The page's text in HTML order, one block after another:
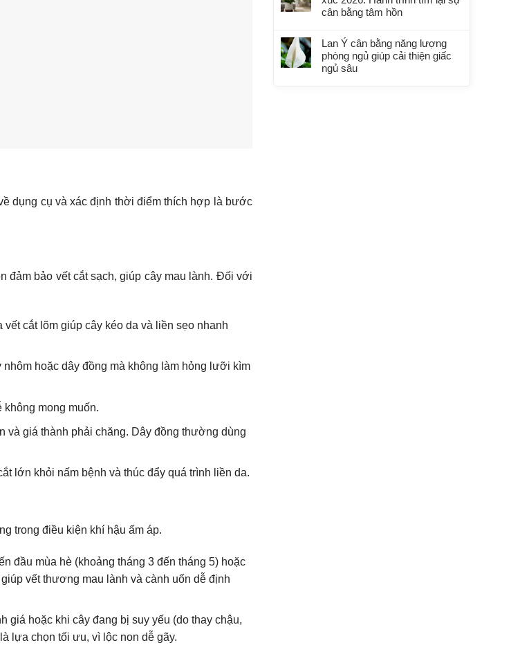
dụng cụ và xác định thời điểm thích hợp là bước
đảm bảo vết cắt sạch, giúp cây mau lành. Đối với
vết cắt lõm giúp cây kéo da và liền sẹo nhanh
nhôm hoặc dây đồng mà không làm hỏng lưỡi kìm
không mong muốn.
và giá thành phải chăng. Dây đồng thường dùng
lớn khỏi nấm bệnh và thúc đẩy quá trình liền da.
trong điều kiện khí hậu ấm áp.
đầu mùa hè (khoảng tháng 3 đến tháng 5) hoặc
vết thương mau lành và cành uốn dễ định
giá hoặc khi cây đang bị suy yếu (do thay chậu,
lựa chọn tối ưu, vì lộc non dễ gãy.
cân bằng tâm hồn
Lan Ý cân bằng năng lượng
phòng ngủ giúp cải thiện giấc
ngủ sâu